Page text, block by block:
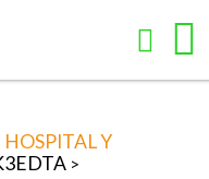
HOSPITAL Y
>